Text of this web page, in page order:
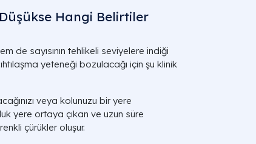
Hangi Belirtiler
de sayısının tehlikeli seviyelere indiği
yeteneği bozulacağı için şu klinik
veya kolunuzu bir yere
yere ortaya çıkan ve uzun süre
çürükler oluşur.